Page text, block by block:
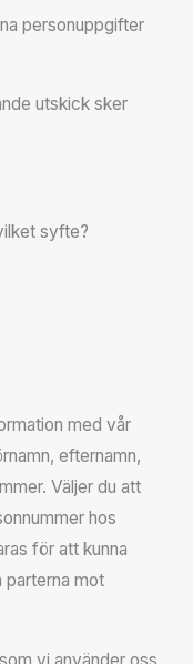
personuppgifter
utskick sker
syfte?
med vår
efternamn,
Väljer du att
hos
för att kunna
mot
vi använder oss